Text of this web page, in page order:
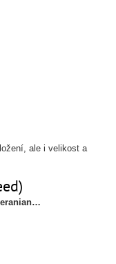
ale i velikost a